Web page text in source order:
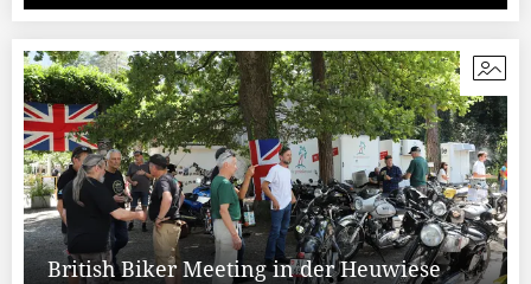
British Biker Meeting in der Heuwiese